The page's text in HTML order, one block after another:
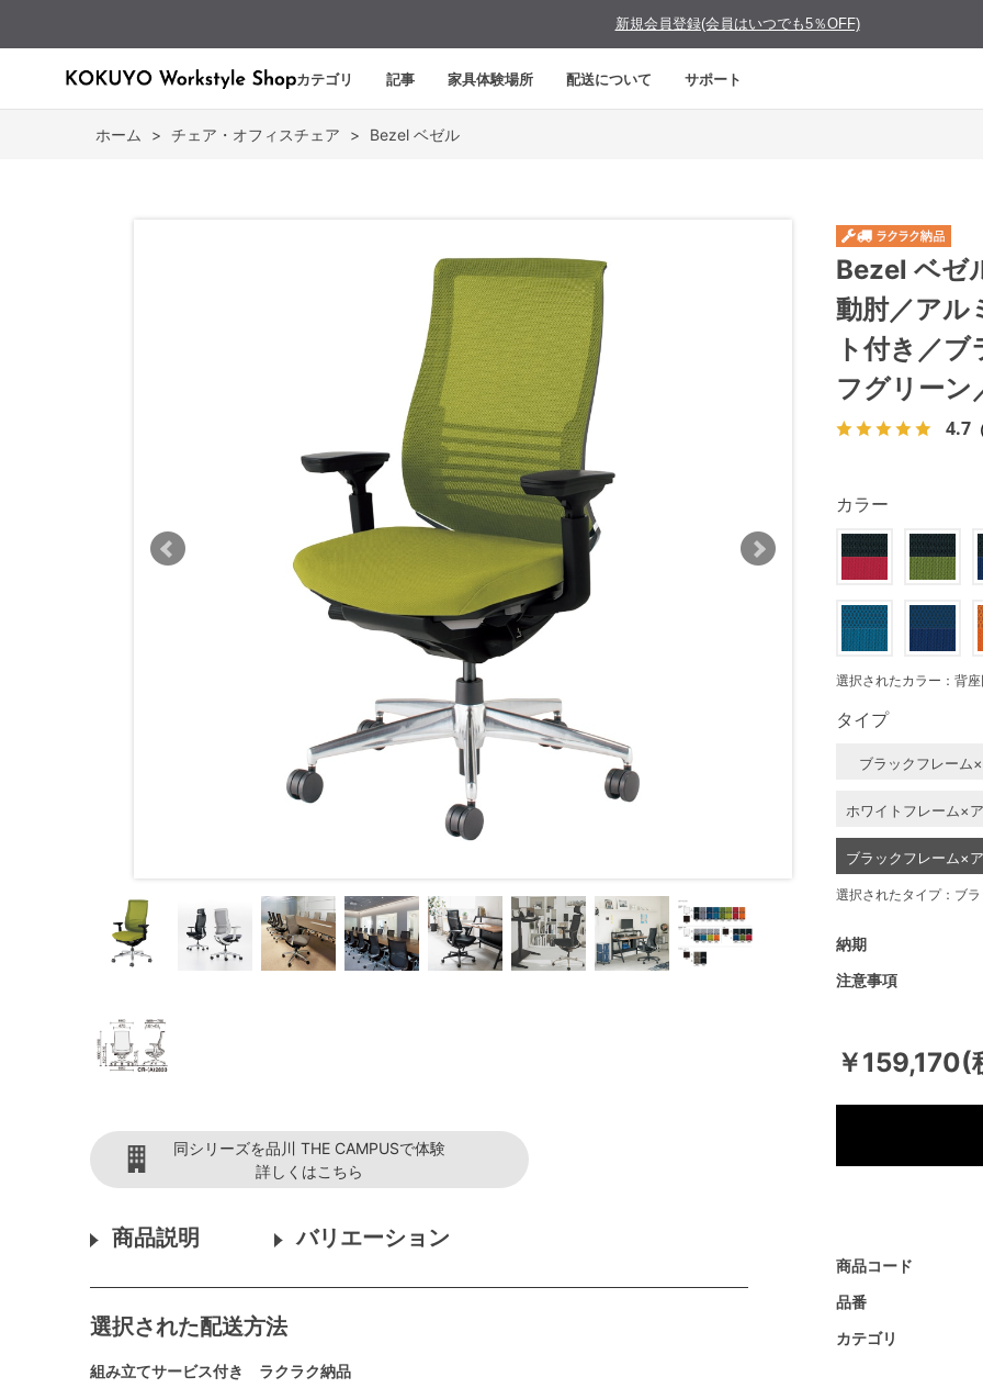
新規会員登録(会員はいつでも5％OFF)
カテゴリ 記事 家具体験場所 配送について サポート
ホーム > チェア・オフィスチェア > Bezel ベゼル
同シリーズを品川 THE CAMPUSで体験
詳しくはこちら
商品説明 バリエーション
選択された配送方法
組み立てサービス付き ラクラク納品
Bezel ベゼ
動肘／アル
ト付き／
フグリーン
4.7
￥159,170(
商品コード
品番
カテゴリ
注意事項
納期
カラー
選択されたカラー：背
タイプ
ブラックフレーム
ホワイトフレーム×
ブラックフレーム×
選択されたタイプ：ブ